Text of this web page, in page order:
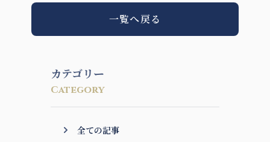
一覧へ戻る
カテゴリー
Category
全ての記事